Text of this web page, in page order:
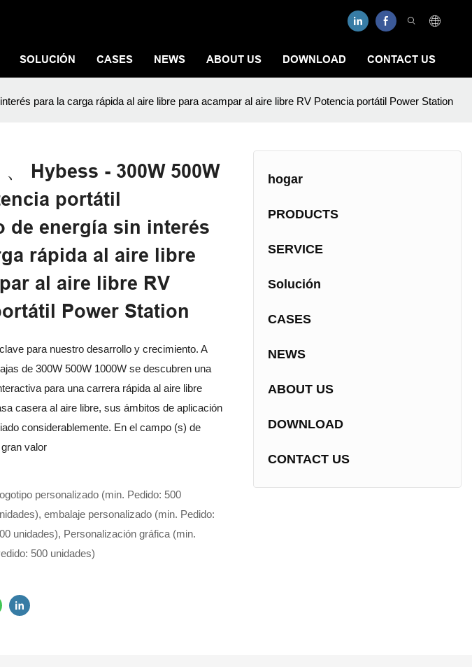
SOLUCIÓN CASES NEWS ABOUT US DOWNLOAD CONTACT US
para la carga rápida al aire libre para acampar al aire libre RV Potencia portátil Power Station
Hybess - 300W 500W
portátil
de energía sin interés
rápida al aire libre
al aire libre RV
Power Station
para nuestro desarrollo y crecimiento. A
de 300W 500W 1000W se descubren una
para una carrera rápida al aire libre
casera al aire libre, sus ámbitos de aplicación
considerablemente. En el campo (s) de
valor
personalizado (min. Pedido: 500
embalaje personalizado (min. Pedido:
unidades), Personalización gráfica (min.
500 unidades)
hogar
PRODUCTS
SERVICE
Solución
CASES
NEWS
ABOUT US
DOWNLOAD
CONTACT US